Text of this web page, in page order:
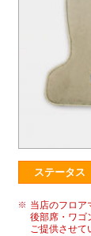
ステータス
当店のフロア
後部席・ワゴ
ご提供させ